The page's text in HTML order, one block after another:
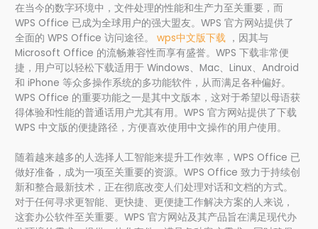
在当今的数字环境中，文件处理的性能和生产力至关重要，而
WPS Office 已成为全球用户的强大盟友。WPS 官方网站提供了
全面的 WPS Office 访问途径。wps中文版下载 ，因其与
Microsoft Office 的流畅兼容性而享有盛誉。WPS 下载非常便
捷，用户可以轻松下载适用于 Windows、Mac、Linux、Android
和 iPhone 等众多操作系统的多功能软件，从而满足各种偏好。
WPS Office 的重要功能之一是其中文版本，这对于希望以母语获
得体验和性能的普通话用户尤其有用。WPS 官方网站提供了下载
WPS 中文版的便捷路径，方便喜欢使用中文操作的用户使用。
随着越来越多的人选择人工智能来提升工作效率，WPS Office 已
做好准备，成为一项至关重要的资源。WPS Office 致力于持续创
新和整合最新技术，正在彻底改变人们处理对话和文档的方式。
对于任何寻求更智能、更快捷、更便捷工作解决方案的人来说，
这套办公软件至关重要。WPS 官方网站及其产品旨在满足现代办